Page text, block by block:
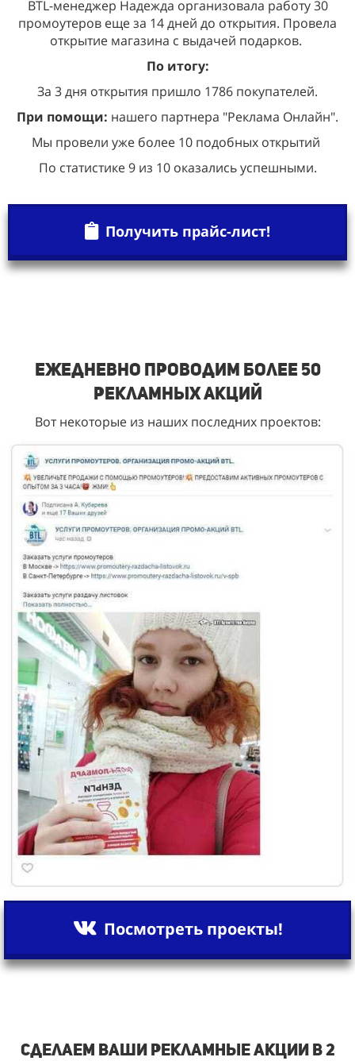
BTL-менеджер Надежда организовала работу 30
промоутеров еще за 14 дней до открытия. Провела
открытие магазина с выдачей подарков.
По итогу:
За 3 дня открытия пришло 1786 покупателей.
При помощи: нашего партнера "Реклама Онлайн".
Мы провели уже более 10 подобных открытий
По статистике 9 из 10 оказались успешными.
Получить прайс-лист!
Ежедневно проводим более 50
рекламных акций
Вот некоторые из наших последних проектов:
Посмотреть проекты!
Сделаем ваши рекламные акции в 2